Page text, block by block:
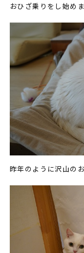
おひざ乗りをし始め
昨年のように沢山の